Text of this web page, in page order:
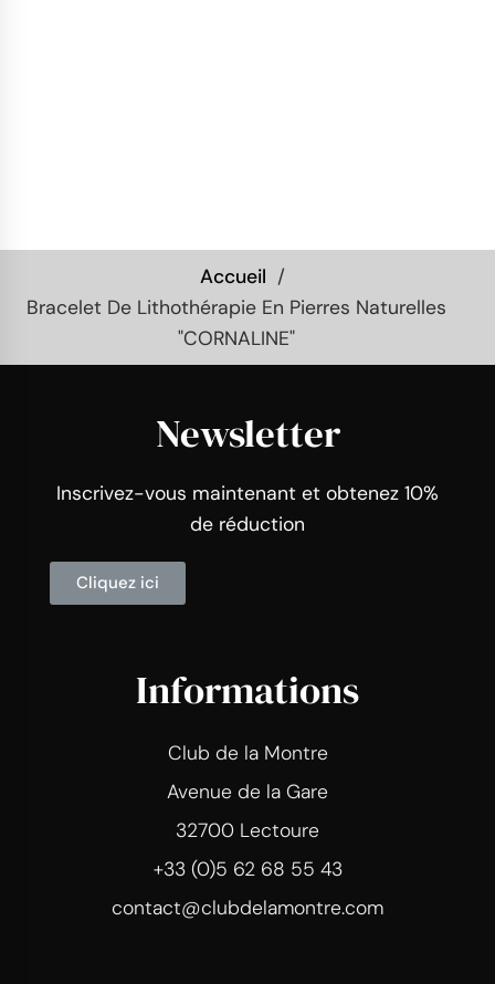
Accueil
Bracelet De Lithothérapie En Pierres Naturelles
"CORNALINE"
Newsletter
Inscrivez-vous maintenant et obtenez 10%
de réduction
Cliquez ici
Informations
Club de la Montre
Avenue de la Gare
32700 Lectoure
+33 (0)5 62 68 55 43
contact@clubdelamontre.com